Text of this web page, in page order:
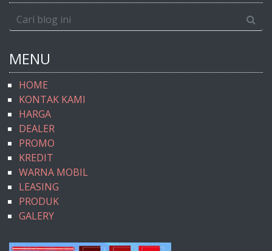
MENU
HOME
KONTAK KAMI
HARGA
DEALER
PROMO
KREDIT
WARNA MOBIL
LEASING
PRODUK
GALERY